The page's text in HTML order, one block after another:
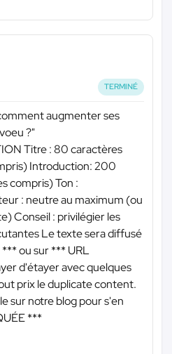
TERMINÉ
augmenter ses
?"
Titre : 80 caractères
Introduction: 200
compris) Ton :
: neutre au maximum (ou
Conseil : privilégier les
Le texte sera diffusé
***ou sur*** URL
d'étayer avec quelques
prix le duplicate content.
sur notre blog pour s'en
***